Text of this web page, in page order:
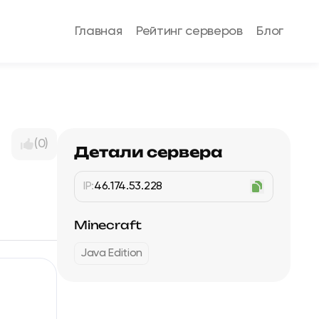
Главная Рейтинг серверов Блог
(0) Детали сервера
IP:46.174.53.228
Minecraft
Java Edition